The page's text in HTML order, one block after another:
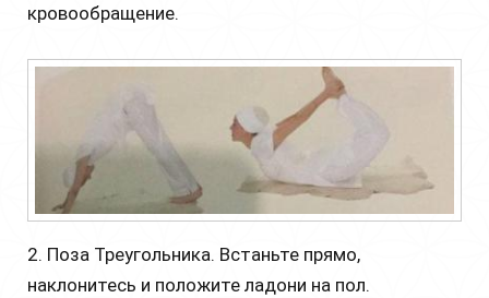
кровообращение.
2. Поза Треугольника. Встаньте прямо,
наклонитесь и положите ладони на пол.